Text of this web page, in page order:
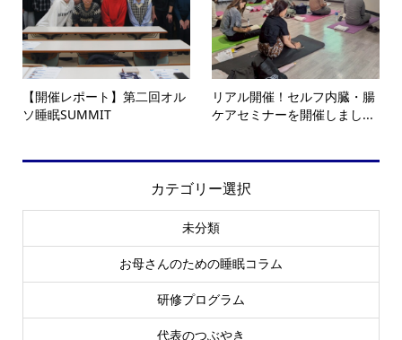
【開催レポート】第二回オル
ソ睡眠SUMMIT
リアル開催！セルフ内臓・腸
ケアセミナーを開催しまし...
カテゴリー選択
未分類
お母さんのための睡眠コラム
研修プログラム